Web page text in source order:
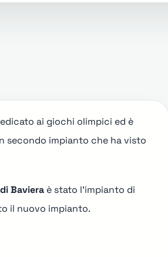
ai giochi olimpici ed è
secondo impianto che ha visto
Baviera è stato l'impianto di
il nuovo impianto.